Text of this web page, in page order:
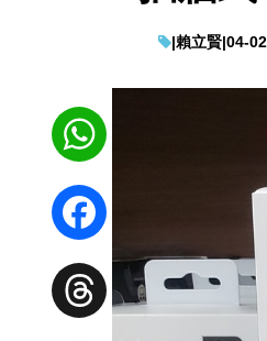
|賴立賢|04-
WhatsApp
Facebook